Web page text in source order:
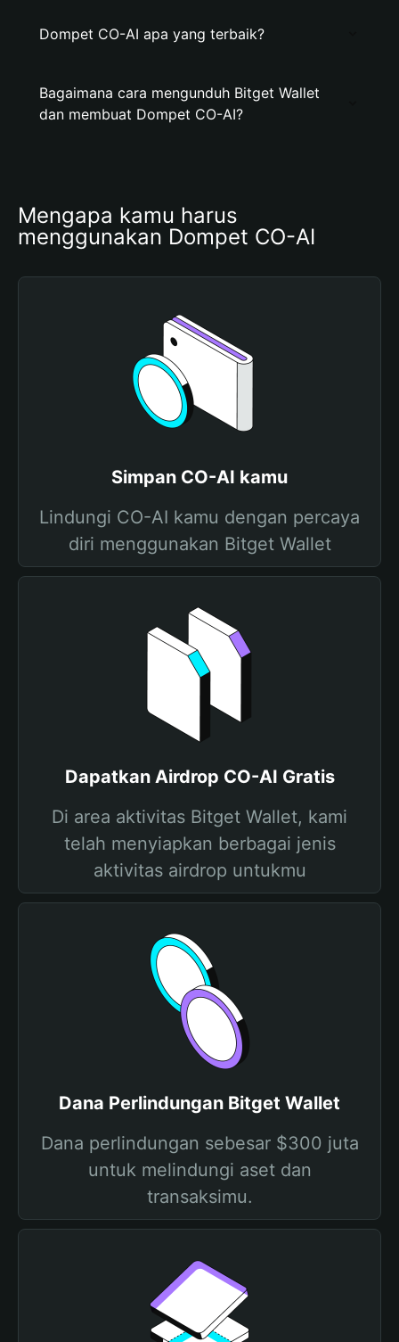
Dompet CO-AI apa yang terbaik?
Bagaimana cara mengunduh Bitget Wallet
dan membuat Dompet CO-AI?
Mengapa kamu harus
menggunakan Dompet CO-AI
Simpan CO-AI kamu
Lindungi CO-AI kamu dengan percaya
diri menggunakan Bitget Wallet
Dapatkan Airdrop CO-AI Gratis
Di area aktivitas Bitget Wallet, kami
telah menyiapkan berbagai jenis
aktivitas airdrop untukmu
Dana Perlindungan Bitget Wallet
Dana perlindungan sebesar $300 juta
untuk melindungi aset dan
transaksimu.